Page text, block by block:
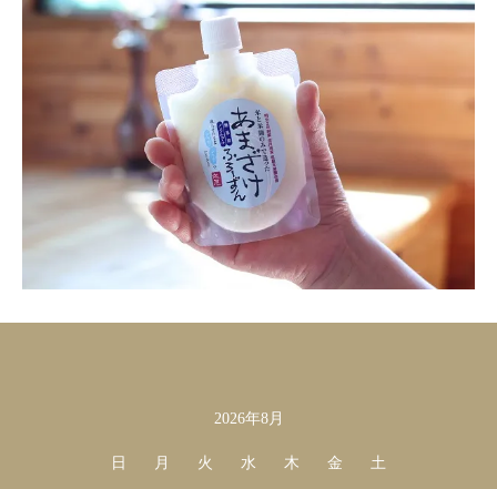
2026年8月
日 月 火 水 木 金 土